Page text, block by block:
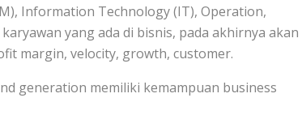
Information Technology (IT), Operation,
yang ada di bisnis, pada akhirnya akan
margin, velocity, growth, customer.
generation memiliki kemampuan business